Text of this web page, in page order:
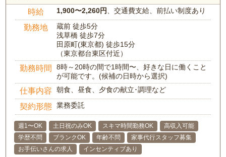
時給 1,900〜2,260円 、交通費支給、前払い制度あり
勤務地
蔵前 徒歩5分
浅草橋 徒歩7分
田原町(東京都) 徒歩15分
（東京都台東区付近）
勤務時間
8時～20時の間で1時間〜、好きな日に働くこと
が可能です。(候補の日時から選択)
仕事内容 朝食、昼食、夕食の献立･調理など
契約形態 業務委託
週1〜OK 土日祝のみOK スキマ時間勤務OK
高収入可能
学歴不問
ブランクOK 年齢不問
家事代行スタッフ募集
お手伝いさんの求人
インセンティブあり